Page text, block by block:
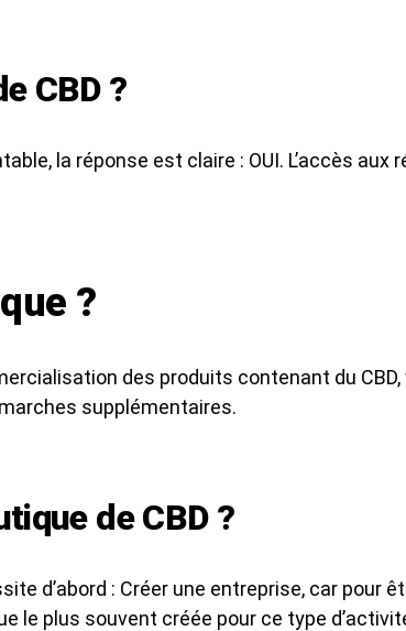
CBD ?
la réponse est claire : OUI. L’accès
?
des produits contenant du
supplémentaires.
de CBD ?
d’abord : Créer une entreprise, car pour
le plus souvent créée pour ce type